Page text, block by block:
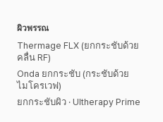
ผิวพรรณ
Thermage FLX (ยกกระชับด้วย
คลื่น RF)
Onda ยกกระชับ (กระชับด้วย
ไมโครเวฟ)
ยกกระชับผิว · Ultherapy Prime